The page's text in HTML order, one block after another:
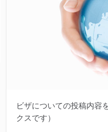
ビザについての投稿内容
クスです）